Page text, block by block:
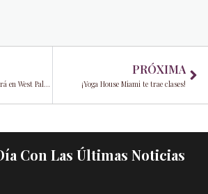
Gilberto Santa Rosa cantará en West Palm Beach
PRÓXIMA
¡Yoga House Miami te trae clases!
Con Las Últimas Noticias